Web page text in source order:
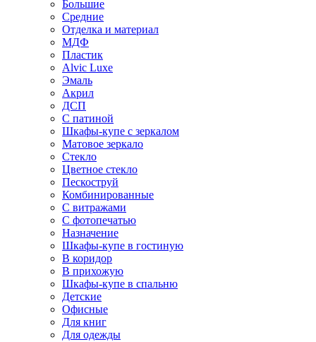
Большие
Средние
Отделка и материал
МДФ
Пластик
Alvic Luxe
Эмаль
Акрил
ДСП
С патиной
Шкафы-купе с зеркалом
Матовое зеркало
Стекло
Цветное стекло
Пескоструй
Комбинированные
С витражами
С фотопечатью
Назначение
Шкафы-купе в гостиную
В коридор
В прихожую
Шкафы-купе в спальню
Детские
Офисные
Для книг
Для одежды